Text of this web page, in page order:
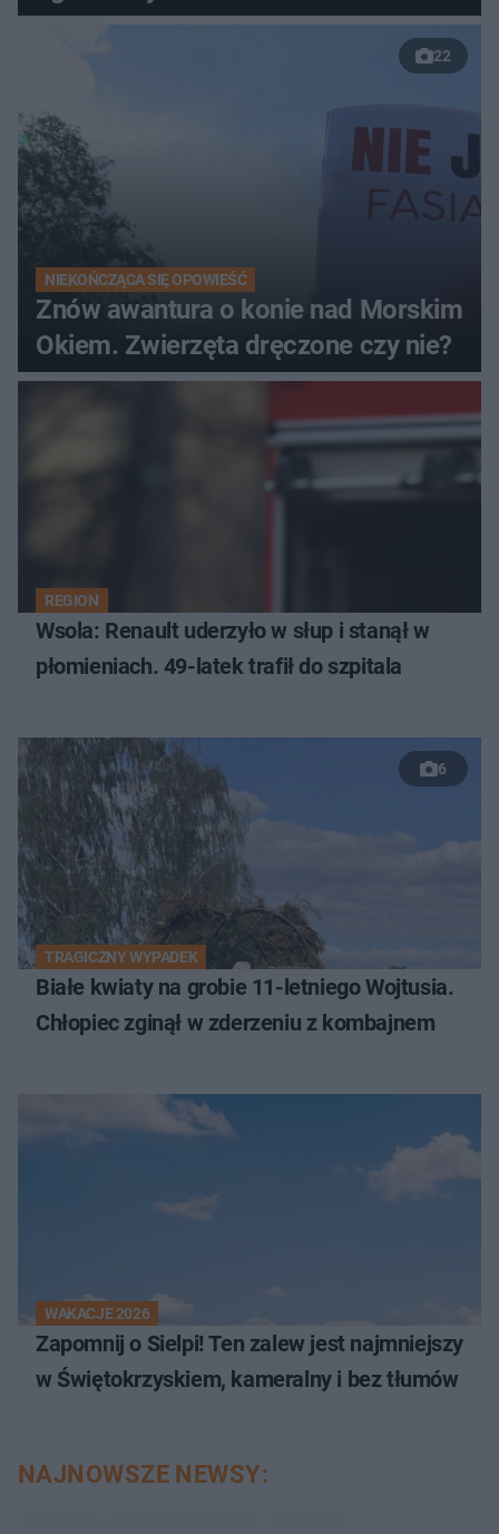
22
NIEKOŃCZĄCA SIĘ OPOWIEŚĆ
Znów awantura o konie nad Morskim
Okiem. Zwierzęta dręczone czy nie?
REGION
Wsola: Renault uderzyło w słup i stanął w
płomieniach. 49-latek trafił do szpitala
6
TRAGICZNY WYPADEK
Białe kwiaty na grobie 11-letniego Wojtusia.
Chłopiec zginął w zderzeniu z kombajnem
WAKACJE 2026
Zapomnij o Sielpi! Ten zalew jest najmniejszy
w Świętokrzyskiem, kameralny i bez tłumów
NAJNOWSZE NEWSY: